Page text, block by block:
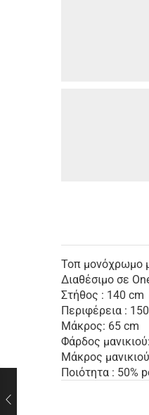
Τοπ μονόχρωμο
Διαθέσιμο σε
Στήθος : 140 cm
Περιφέρεια :
Μάκρος: 65 cm
Φάρδος
Μάκρος
Ποιότητα : 50%